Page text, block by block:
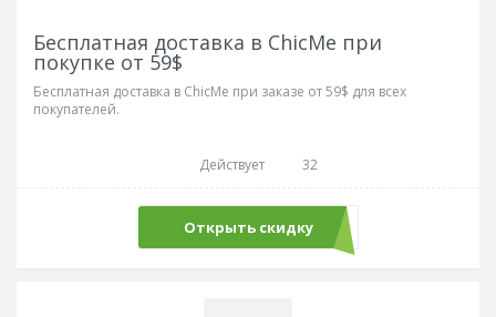
Бесплатная доставка в ChicMe при
покупке от 59$
Бесплатная доставка в ChicMe при заказе от 59$ для всех
покупателей.
Действует 32
Открыть скидку